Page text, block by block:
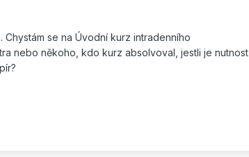
se na Úvodní kurz intradenního
nebo někoho, kdo kurz absolvoval, jestli je nutnost